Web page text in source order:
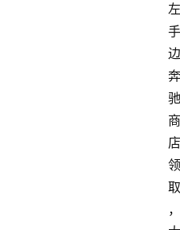
左
手
边
奔
驰
商
店
领
取
，